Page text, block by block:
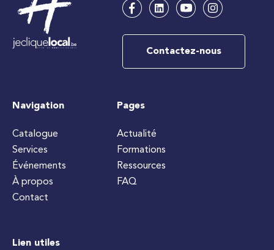
Contactez-nous
Navigation
Catalogue
Services
Événements
À propos
Contact
Pages
Actualité
Formations
Ressources
FAQ
Lien utiles